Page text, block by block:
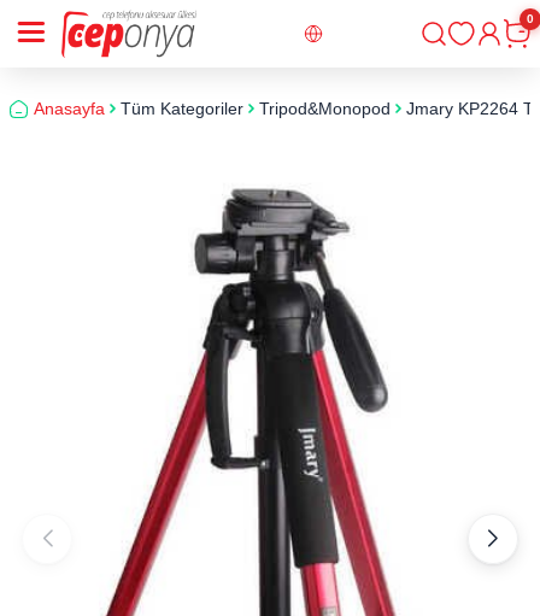
Giriş
0
Anasayfa Tüm Kategoriler Tripod&Monopod Jmary KP2264